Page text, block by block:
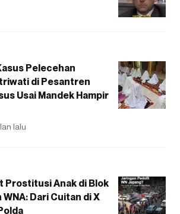
Pelecehan
di Pesantren
Usai Mandek Hampir
lalu
Prostitusi Anak di Blok
Dari Cuitan di X